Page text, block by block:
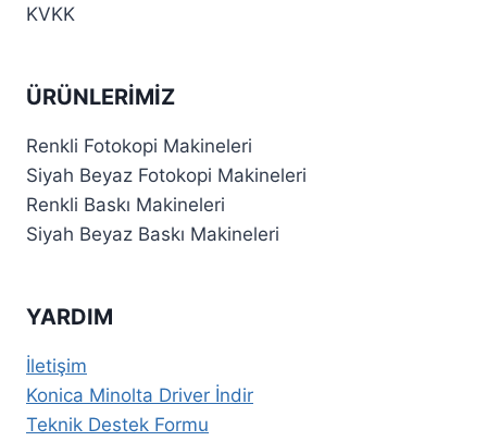
KVKK
ÜRÜNLERIMIZ
Renkli Fotokopi Makineleri
Siyah Beyaz Fotokopi Makineleri
Renkli Baskı Makineleri
Siyah Beyaz Baskı Makineleri
YARDIM
İletişim
Konica Minolta Driver İndir
Teknik Destek Formu